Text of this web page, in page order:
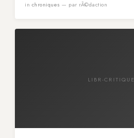
in chroniques — par rÃ©daction
LIBR-CRITIQUE